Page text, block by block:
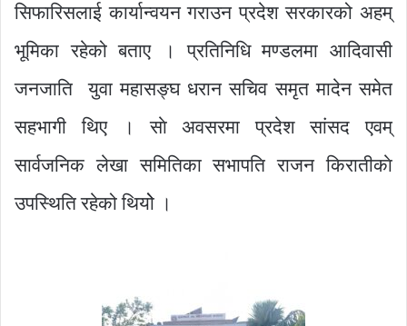
सिफारिसलाई कार्यान्वयन गराउन प्रदेश सरकारको अहम्
भूमिका रहेको बताए । प्रतिनिधि मण्डलमा आदिवासी
जनजाति युवा महासङ्घ धरान सचिव समृत मादेन समेत
सहभागी थिए । साे अवसरमा प्रदेश सांसद एवम्
सार्वजनिक लेखा समितिका सभापति राजन किरातीकाे
उपस्थिति रहेको थियोे ।